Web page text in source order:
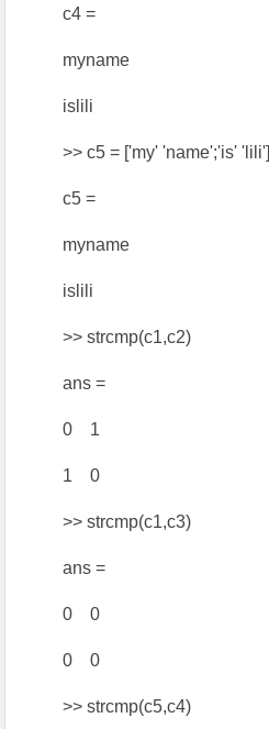
c4 =
myname
islili
>> c5 = ['my' 'name';'is' 'lili']
c5 =
myname
islili
>> strcmp(c1,c2)
ans =
0 1
1 0
>> strcmp(c1,c3)
ans =
0 0
0 0
>> strcmp(c5,c4)